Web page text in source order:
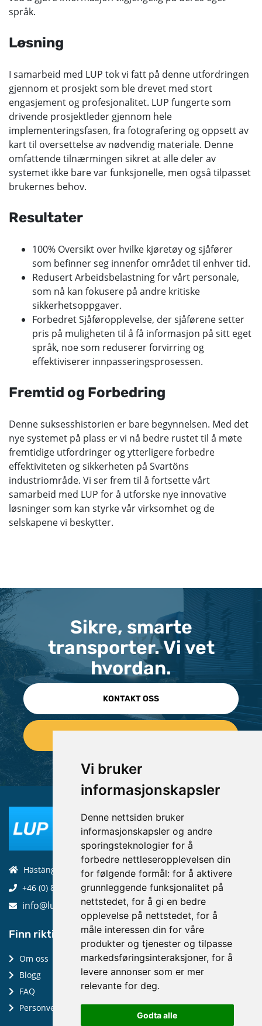
Vi bruker
informasjonskapsler
Denne nettsiden bruker
informasjonskapsler og andre
sporingsteknologier for å
forbedre nettleseropplevelsen din
for følgende formål: for å aktivere
grunnleggende funksjonalitet på
nettstedet, for å gi en bedre
opplevelse på nettstedet, for å
måle interessen din for våre
produkter og tjenester og tilpasse
markedsføringsinteraksjoner, for å
levere annonser som er mer
relevante for deg.
Godta alle
språk.
Løsning
I samarbeid med LUP tok vi fatt på denne utfordringen
gjennom et prosjekt som ble drevet med stort
engasjement og profesjonalitet. LUP fungerte som
drivende prosjektleder gjennom hele
implementeringsfasen, fra fotografering og oppsett av
kart til oversettelse av nødvendig materiale. Denne
omfattende tilnærmingen sikret at alle deler av
systemet ikke bare var funksjonelle, men også tilpasset
brukernes behov.
Resultater
100% Oversikt over hvilke kjøretøy og sjåfører
som befinner seg innenfor området til enhver tid.
Redusert Arbeidsbelastning for vårt personale,
som nå kan fokusere på andre kritiske
sikkerhetsoppgaver.
Forbedret Sjåføropplevelse, der sjåførene setter
pris på muligheten til å få informasjon på sitt eget
språk, noe som reduserer forvirring og
effektiviserer innpasseringsprosessen.
Fremtid og Forbedring
Denne suksesshistorien er bare begynnelsen. Med det
nye systemet på plass er vi nå bedre rustet til å møte
fremtidige utfordringer og ytterligere forbedre
effektiviteten og sikkerheten på Svartöns
industriområde. Vi ser frem til å fortsette vårt
samarbeid med LUP for å utforske nye innovative
løsninger som kan styrke vår virksomhet og de
selskapene vi beskytter.
Sikre, smarte
transporter. Vi vet
hvordan.
KONTAKT OSS
Hästängsuddsvägen 19, 184 94, Åkersberga
+46 (0) 8-970 970
info@luptechnologies.com
Finn riktig:
Om oss
Blogg
FAQ
Personvernpolicy